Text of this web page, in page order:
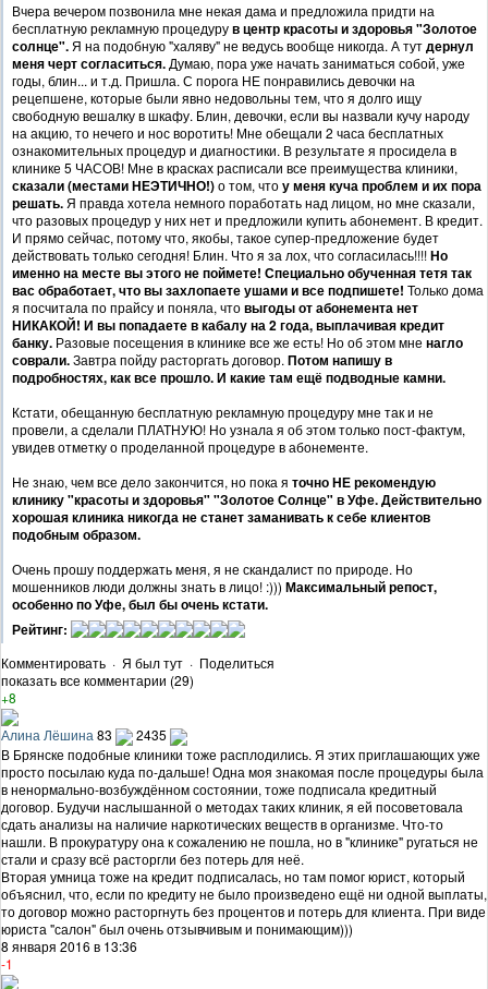
Вчера вечером позвонила мне некая дама и предложила придти на
бесплатную рекламную процедурув центр красоты и здоровья "Золотое
солнце". Я на подобную "халяву" не ведусь вообще никогда. А тутдернул
меня черт согласиться. Думаю, пора уже начать заниматься собой, уже
годы, блин... и т.д. Пришла. С порога НЕ понравились девочки на
рецепшене, которые были явно недовольны тем, что я долго ищу
свободную вешалку в шкафу. Блин, девочки, если вы назвали кучу народу
на акцию, то нечего и нос воротить! Мне обещали 2 часа бесплатных
ознакомительных процедур и диагностики. В результате я просидела в
клинике 5 ЧАСОВ! Мне в красках расписали все преимущества клиники,
сказали (местами НЕЭТИЧНО!)о том, чтоу меня куча проблем и их пора
решать. Я правда хотела немного поработать над лицом, но мне сказали,
что разовых процедур у них нет и предложили купить абонемент. В кредит.
И прямо сейчас, потому что, якобы, такое супер-предложение будет
действовать только сегодня! Блин. Что я за лох, что согласилась!!!!Но
именно на месте вы этого не поймете! Специально обученная тетя так
вас обработает, что вы захлопаете ушами и все подпишете! Только дома
я посчитала по прайсу и поняла, чтовыгоды от абонемента нет
НИКАКОЙ! И вы попадаете в кабалу на 2 года, выплачивая кредит
банку. Разовые посещения в клинике все же есть! Но об этом мне нагло
соврали.Завтра пойду расторгать договор. Потом напишу в
подробностях, как все прошло. И какие там ещё подводные камни.
Кстати, обещанную бесплатную рекламную процедуру мне так и не
провели, а сделали ПЛАТНУЮ! Но узнала я об этом только пост-фактум,
увидев отметку о проделанной процедуре в абонементе.
Не знаю, чем все дело закончится, но пока я точно НЕ рекомендую
клинику "красоты и здоровья" "Золотое Солнце" в Уфе. Действительно
хорошая клиника никогда не станет заманивать к себе клиентов
подобным образом.
Очень прошу поддержать меня, я не скандалист по природе. Но
мошенников люди должны знать в лицо! :))) Максимальный репост,
особенно по Уфе, был бы очень кстати.
Рейтинг:
Комментировать · Я был тут · Поделиться
показать все комментарии (29)
+8
Алина Лёшина 83
2435
В Брянске подобные клиники тоже расплодились. Я этих приглашающих уже
просто посылаю куда по-дальше! Одна моя знакомая после процедуры была
в ненормально-возбуждённом состоянии, тоже подписала кредитный
договор. Будучи наслышанной о методах таких клиник, я ей посоветовала
сдать анализы на наличие наркотических веществ в организме. Что-то
нашли. В прокуратуру она к сожалению не пошла, но в "клинике" ругаться не
стали и сразу всё расторгли без потерь для неё.
Вторая умница тоже на кредит подписалась, но там помог юрист, который
объяснил, что, если по кредиту не было произведено ещё ни одной выплаты,
то договор можно расторгнуть без процентов и потерь для клиента. При виде
юриста "салон" был очень отзывчивым и понимающим)))
8 января 2016 в 13:36
-1